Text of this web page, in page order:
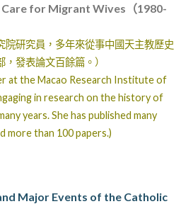
Care for Migrant Wives（1980-
院研究員，多年來從事中國天主教歷史
發表論文百餘篇。）
at the Macao Research Institute of
in research on the history of
years. She has published many
more than 100 papers.)
Major Events of the Catholic